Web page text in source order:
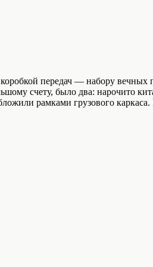
передач — набору вечных
счету, было два: нарочито
рамками грузового